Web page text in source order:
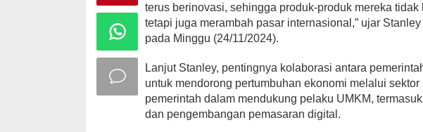
terus berinovasi, sehingga produk-produk mereka
tetapi juga merambah pasar internasional,” ujar
pada Minggu (24/11/2024).
Lanjut Stanley, pentingnya kolaborasi antara
untuk mendorong pertumbuhan ekonomi melalui
pemerintah dalam mendukung pelaku UMKM,
dan pengembangan pemasaran digital.